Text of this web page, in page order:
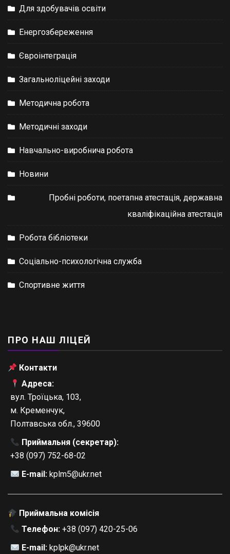
Для здобувачів освіти
Енергозбереження
Євроінтеграція
Загальноліцейні заходи
Методична робота
Методичні заходи
Навчально-виробнича робота
Новини
Пробні роботи, поетапна атестація, державна
кваліфікаційна атестація
Робота бібліотеки
Соціально-психологічна служба
Спортивне життя
ПРО НАШ ЛІЦЕЙ
Контакти
Адреса:
вул. Троїцька, 103,
м. Кременчук,
Полтавська обл., 39600
Приймальня (секретар):
+38 (097) 752-68-02
E-mail: kplm5@ukr.net
Приймальна комісія
Телефон: +38 (097) 420-25-06
E-mail: kplpk@ukr.net